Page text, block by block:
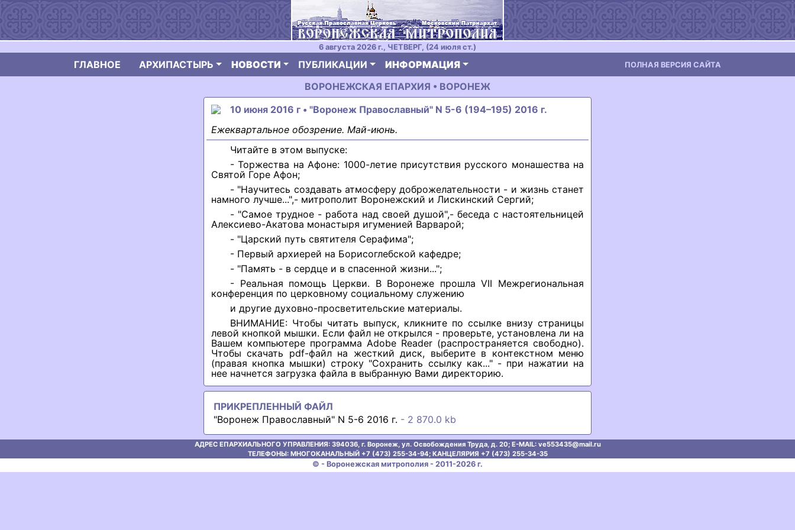
6 августа 2026 г., ЧЕТВЕРГ, (24 июля ст.)
ГЛАВНОЕ АРХИПАСТЫРЬ НОВОСТИ ПУБЛИКАЦИИ ИНФОРМАЦИЯ ПОЛНАЯ ВЕРСИЯ САЙТА
ВОРОНЕЖСКАЯ ЕПАРХИЯ • ВОРОНЕЖ
10 июня 2016 г • "Воронеж Православный" N 5-6 (194–195) 2016 г.
Ежеквартальное обозрение. Май-июнь.
Читайте в этом выпуске:
- Торжества на Афоне: 1000-летие присутствия русского монашества на
Святой Горе Афон;
- "Научитесь создавать атмосферу доброжелательности - и жизнь станет
намного лучше...",- митрополит Воронежский и Лискинский Сергий;
- "Самое трудное - работа над своей душой",- беседа с настоятельницей
Алексиево-Акатова монастыря игуменией Варварой;
- "Царский путь святителя Серафима";
- Первый архиерей на Борисоглебской кафедре;
- "Память - в сердце и в спасенной жизни...";
- Реальная помощь Церкви. В Воронеже прошла VII Межрегиональная
конференция по церковному социальному служению
и другие духовно-просветительские материалы.
ВНИМАНИЕ: Чтобы читать выпуск, кликните по ссылке внизу страницы
левой кнопкой мышки. Если файл не открылся - проверьте, установлена ли на
Вашем компьютере программа Adobe Reader (распространяется свободно).
Чтобы скачать pdf-файл на жесткий диск, выберите в контекстном меню
(правая кнопка мышки) строку "Сохранить ссылку как..." - при нажатии на
нее начнется загрузка файла в выбранную Вами директорию.
ПРИКРЕПЛЕННЫЙ ФАЙЛ
"Воронеж Православный" N 5-6 2016 г. - 2 870.0 kb
АДРЕС ЕПАРХИАЛЬНОГО УПРАВЛЕНИЯ: 394036, г. Воронеж, ул. Освобождения Труда, д. 20; E-MAIL: ve553435@mаil.ru
ТЕЛЕФОНЫ: МНОГОКАНАЛЬНЫЙ +7 (473) 255-34-94; КАНЦЕЛЯРИЯ +7 (473) 255-34-35
© - Воронежская митрополия - 2011-2026 г.